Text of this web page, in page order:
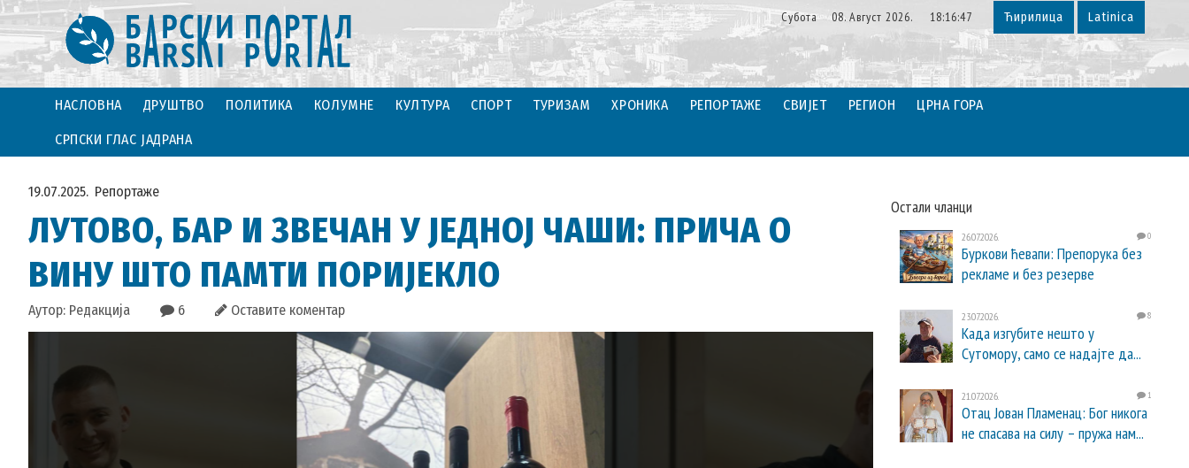
Субота 08. Август 2026. 18:16:48 Ћирилица Latinica
НАСЛОВНА ДРУШТВО ПОЛИТИКА КОЛУМНЕ КУЛТУРА СПОРТ ТУРИЗАМ ХРОНИКА РЕПОРТАЖЕ СВИЈЕТ РЕГИОН ЦРНА ГОРА
СРПСКИ ГЛАС ЈАДРАНА
19.07.2025. Репортаже
ЛУТОВО, БАР И ЗВЕЧАН У ЈЕДНОЈ ЧАШИ: ПРИЧА О
ВИНУ ШТО ПАМТИ ПОРИЈЕКЛО
Аутор: Редакција 6 Оставите коментар
Остали чланци
26.07.2026. 0
Буркови ћевапи: Препорука без
рекламе и без резерве
23.07.2026. 8
Када изгубите нешто у
Сутомору, само се надајте да...
21.07.2026. 1
Отац Јован Пламенац: Бог никога
не спасава на силу – пружа нам...